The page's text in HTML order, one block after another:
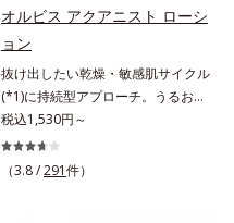
イ酸、ジメチコン配合＝汗や水、皮
脂をはじき、メイクくずれを防ぐ成
分*2 オリーブ葉エキス、ゴレンシ
葉エキス、加水分解ヒアルロン酸、
異性化糖配合＝保湿成分【ご使用方
法】2層タイプなので、必ず容器を
よく振ってからお使いください。メ
イクの仕上げに、顔から20cm程度
オルビス アクアニスト ローシ
ョン
抜け出したい乾燥・敏感肌サイクル
(*1)に持続型アプローチ。うるおい
を追求した敏感肌用保湿スキンケア
(*2)。うるおいを逃し、刺激を受け
やすい角層の“乾燥敏感スランプ
税込1,530円～
（3.8 /291件）